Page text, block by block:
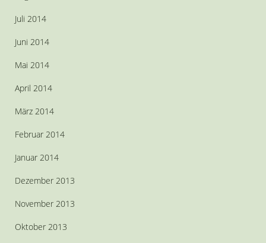
Juli 2014
Juni 2014
Mai 2014
April 2014
März 2014
Februar 2014
Januar 2014
Dezember 2013
November 2013
Oktober 2013